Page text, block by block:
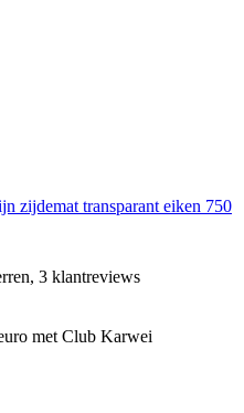
zijdemat transparant eiken 750
3 klantreviews
met Club Karwei